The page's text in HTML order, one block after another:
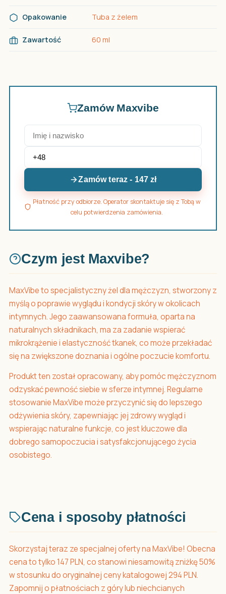
Opakowanie Tuba z żelem
Zawartość 60 ml
Zamów Maxvibe
Zamów teraz - 147 zł
Płatność przy odbiorze. Operator skontaktuje się z Tobą w
celu potwierdzenia zamówienia.
Czym jest Maxvibe?
MaxVibe to specjalistyczny żel dla mężczyzn, stworzony z
myślą o poprawie wyglądu i kondycji skóry w okolicach
intymnych. Jego zaawansowana formuła, oparta na
naturalnych składnikach, ma za zadanie wspierać
mikrokrążenie i elastyczność tkanek, co może przekładać
się na zwiększone doznania i ogólne poczucie komfortu.
Produkt ten został opracowany, aby pomóc mężczyznom
odzyskać pewność siebie w sferze intymnej. Regularne
stosowanie MaxVibe może przyczynić się do lepszego
odżywienia skóry, zapewniając jej zdrowy wygląd i
wspierając naturalne funkcje, co jest kluczowe dla
dobrego samopoczucia i satysfakcjonującego życia
osobistego.
Cena i sposoby płatności
Skorzystaj teraz ze specjalnej oferty na MaxVibe! Obecna
cena to tylko 147 PLN, co stanowi niesamowitą zniżkę 50%
w stosunku do oryginalnej ceny katalogowej 294 PLN.
Zapomnij o płatnościach z góry lub niechcianych